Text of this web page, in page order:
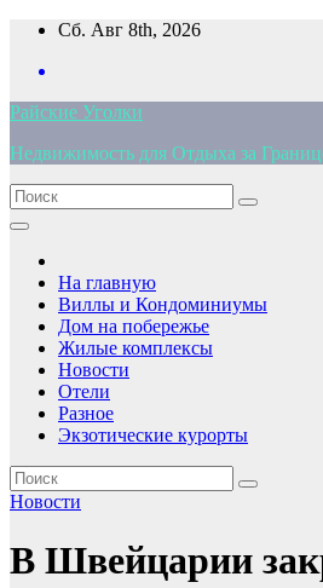
Перейти
содержимому
Сб. Авг 8th, 2026
Райские Уголки
Недвижимость для Отдыха за
На главную
Виллы и Кондоминиумы
Дом на побережье
Жилые комплексы
Новости
Отели
Разное
Экзотические курорты
Новости
В Швейцарии